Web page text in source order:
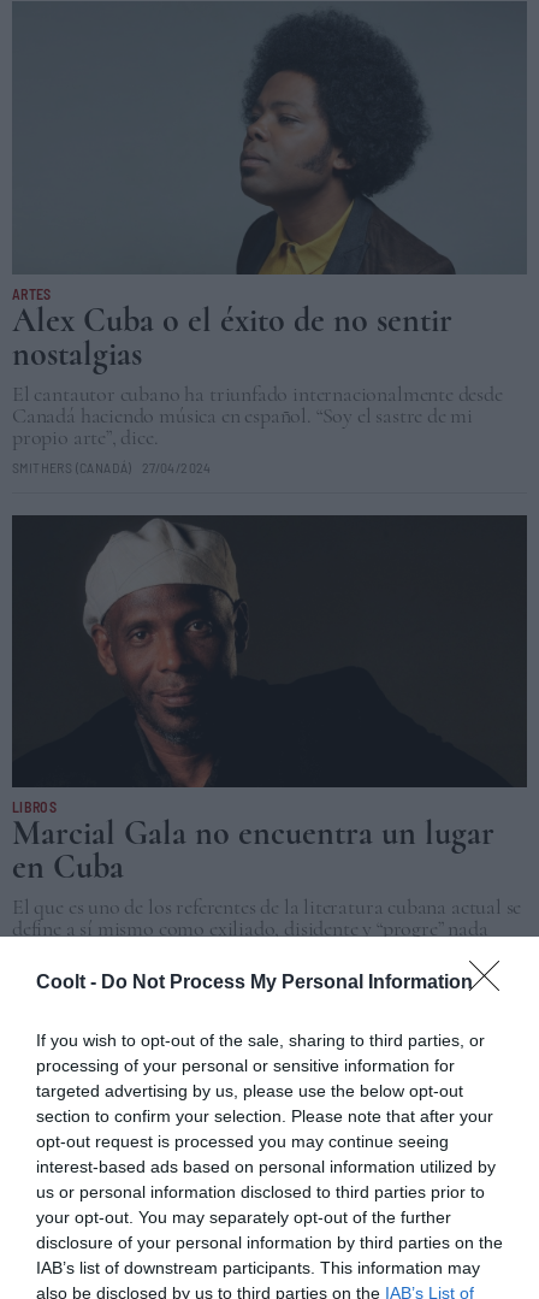
Coolt - Do Not Process My Personal Information
If you wish to opt-out of the sale, sharing to third parties, or
processing of your personal or sensitive information for
targeted advertising by us, please use the below opt-out
section to confirm your selection. Please note that after your
opt-out request is processed you may continue seeing
interest-based ads based on personal information utilized by
us or personal information disclosed to third parties prior to
your opt-out. You may separately opt-out of the further
disclosure of your personal information by third parties on the
IAB’s list of downstream participants. This information may
also be disclosed by us to third parties on the IAB’s List of
ARTES
Alex Cuba o el éxito de no sentir
nostalgias
El cantautor cubano ha triunfado internacionalmente desde
Canadá haciendo música en español. “Soy el sastre de mi
propio arte”, dice.
SMITHERS (CANADÁ) 27/04/2024
LIBROS
Marcial Gala no encuentra un lugar
en Cuba
El que es uno de los referentes de la literatura cubana actual se
define a sí mismo como exiliado, disidente y “progre” nada
BUENOS AIRES 27/03/2024